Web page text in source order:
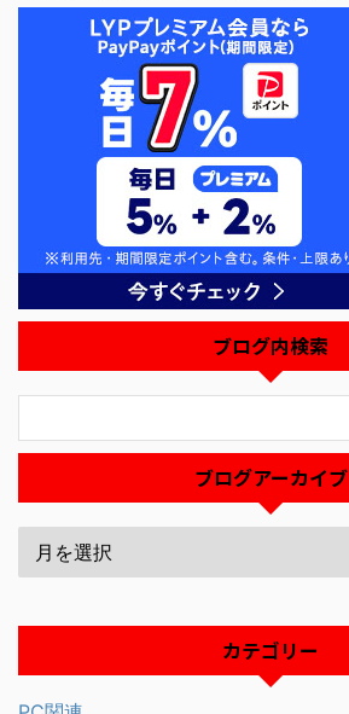
ブログ内検索
ブログアーカイブ
カテゴリー